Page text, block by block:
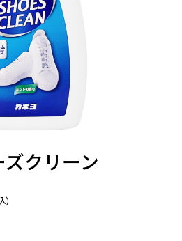
クリーン
）